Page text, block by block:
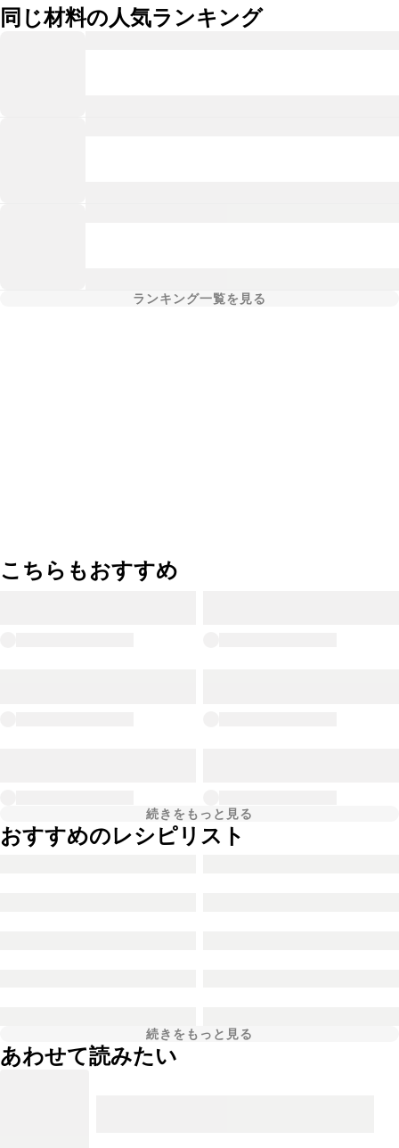
同じ材料の人気ランキング
ランキング一覧を見る
こちらもおすすめ
続きをもっと見る
おすすめのレシピリスト
続きをもっと見る
あわせて読みたい